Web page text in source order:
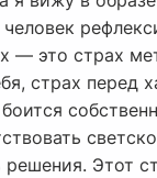
— это страх
страх перед
Этот